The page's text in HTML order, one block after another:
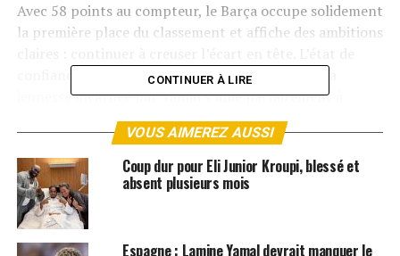
Avec 58 points au compteur, le Barça occupe solidement
la première place du classement et affiche des ambitions
confiance est total dans le vestiaire catalan, où la
jeunesse incarnée par Yamal s’allie parfaitement à
l’expérience de cadres comme Lewandowski.
En face, Girona traverse une période plus irrégulière.
Actuellement 12e avec 26 points, le club catalan alterne
le bon et le moins bon. Lors de la dernière journée, les
hommes de Michel ont concédé un match nul frustrant
contre Séville (1-1). Thomas Lemar avait pourtant
CONTINUER À LIRE
VOUS AIMEREZ AUSSI
Coup dur pour Eli Junior Kroupi, blessé et
absent plusieurs mois
Espagne : Lamine Yamal devrait manquer le